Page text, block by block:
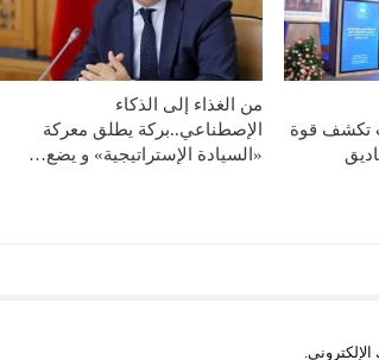
تكشف قوة
من الغذاء إلى الذكاء
الإصطناعي..بركة يطلق معركة
«السيادة الإستراتيجية» و يضع…